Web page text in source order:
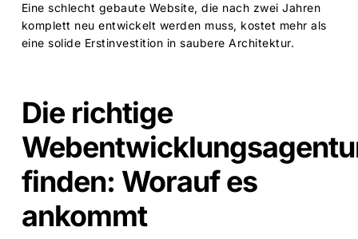
Eine schlecht gebaute Website, die nach zwei Jahren
komplett neu entwickelt werden muss, kostet mehr als
eine solide Erstinvestition in saubere Architektur.
Die richtige
finden: Worauf es
ankommt